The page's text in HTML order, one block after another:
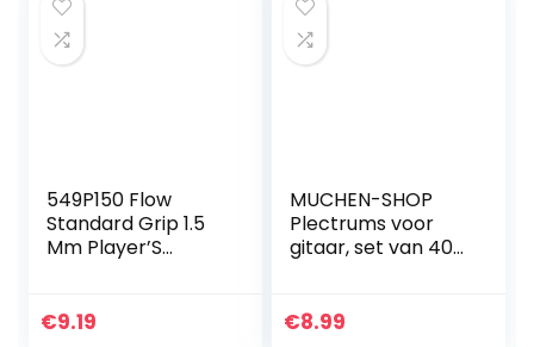
549P150 Flow
Standard Grip 1.5
Mm Player’S
€9.19
MUCHEN-SHOP
Plectrums voor
gitaar, set van 40
elektrische gitaar,
€8.99